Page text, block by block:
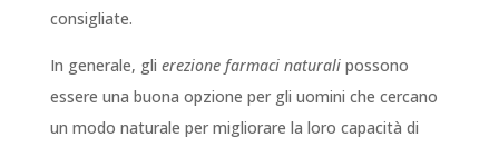
consigliate.
In generale, gli erezione farmaci naturalipossono
essere una buona opzione per gli uomini che cercano
un modo naturale per migliorare la loro capacità di